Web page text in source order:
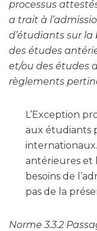
processus
a trait à
d’étudiants sur la
des études
et/ou des études
règlements
L’Exception
aux étudiants
internationaux.
antérieures et
besoins de
pas de la
Norme 3.3.2